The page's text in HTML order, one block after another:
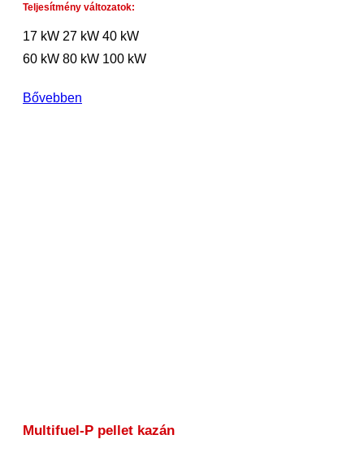
Teljesítmény változatok:
17 kW 27 kW 40 kW
60 kW 80 kW 100 kW
Bővebben
Multifuel-P pellet kazán